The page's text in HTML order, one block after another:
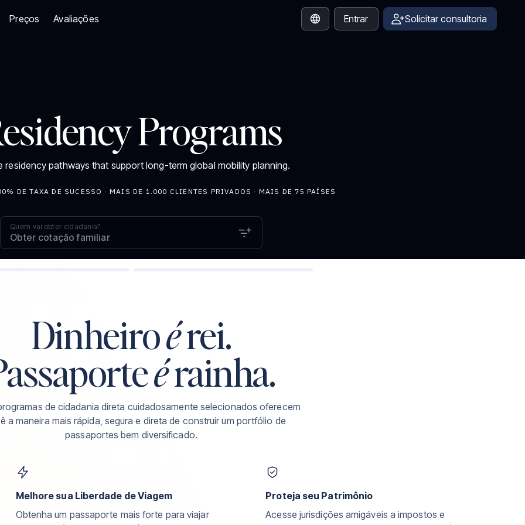
Preços Avaliações
Portuguese
Entrar Solicitar consultoria
Programs
residency pathways that support long-term global mobility planning.
DE TAXA DE SUCESSO · MAIS DE 1.000 CLIENTES PRIVADOS · MAIS DE 75 PAÍSES
Quem vai obter cidadania?
Obter cotação familiar
BUILDS DE VISTO
148 DESTINOS SEM VISTO
Dinheiroérei.
érainha.
de cidadania direta cuidadosamente selecionados oferecem
a maneira mais rápida, segura e direta de construir um portfólio de
passaportes bem diversificado.
Melhore sua Liberdade de Viagem
Obtenha um passaporte mais forte para viajar
Proteja seu Patrimônio
Acesse jurisdições amigáveis a impostos e